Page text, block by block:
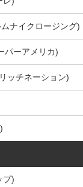
ナイクロージング)
パーアメリカ)
ッチネーション)
プ)